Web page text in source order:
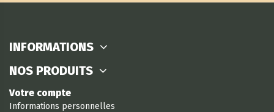
INFORMATIONS
NOS PRODUITS
Votre compte
Informations personnelles